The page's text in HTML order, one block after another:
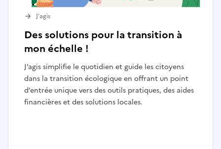
Des solutions pour la transition à
mon échelle !
J’agis simplifie le quotidien et guide les citoyens
dans la transition écologique en offrant un point
d’entrée unique vers des outils pratiques, des aides
financières et des solutions locales.
J’agis